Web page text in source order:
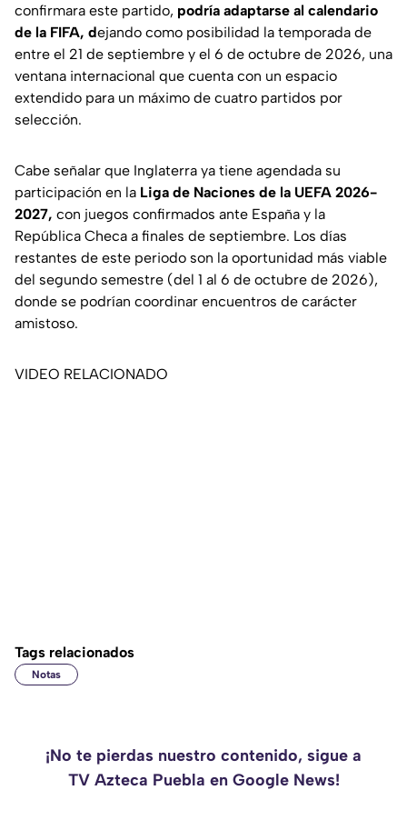
confirmara este partido, podría adaptarse al calendario
de la FIFA, dejando como posibilidad la temporada de
entre el 21 de septiembre y el 6 de octubre de 2026, una
ventana internacional que cuenta con un espacio
extendido para un máximo de cuatro partidos por
selección.
Cabe señalar que Inglaterra ya tiene agendada su
participación en la Liga de Naciones de la UEFA 2026-
2027, con juegos confirmados ante España y la
República Checa a finales de septiembre. Los días
restantes de este periodo son la oportunidad más viable
del segundo semestre (del 1 al 6 de octubre de 2026),
donde se podrían coordinar encuentros de carácter
amistoso.
VIDEO RELACIONADO
Tags relacionados
Notas
¡No te pierdas nuestro contenido, sigue a
TV Azteca Puebla en Google News!